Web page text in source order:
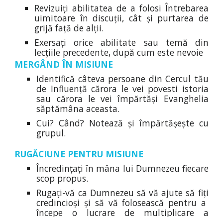
Revizuiți abilitatea de a folosi Întrebarea
uimitoare în discuții, cât și purtarea de
grijă față de alții.
Exersați orice abilitate sau temă din
lecțiile precedente, după cum este nevoie
MERGÂND ÎN MISIUNE
Identifică câteva persoane din Cercul tău
de Influență cărora le vei povesti istoria
sau cărora le vei împărtăși Evanghelia
săptămâna aceasta.
Cui? Când? Notează și împărtășește cu
grupul.
RUGĂCIUNE PENTRU MISIUNE
Încredințați în mâna lui Dumnezeu fiecare
scop propus.
Rugați-vă ca Dumnezeu să vă ajute să fiți
credincioși și să vă folosească pentru a
începe o lucrare de multiplicare a